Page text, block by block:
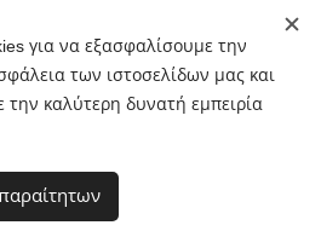
Tours 210 7019 009
για να εξασφαλίσουμε την
των ιστοσελίδων μας και
καλύτερη δυνατή εμπειρία